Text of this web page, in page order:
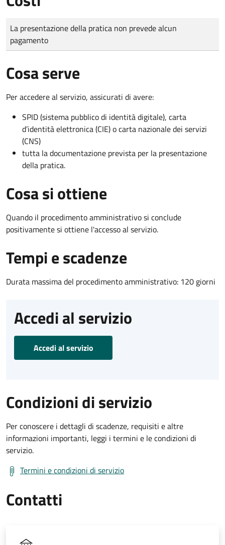
Tipo di pagamento
Importo
La presentazione della pratica non prevede alcun
pagamento
Cosa serve
Per accedere al servizio, assicurati di avere:
SPID (sistema pubblico di identità digitale), carta
d’identità elettronica (CIE) o carta nazionale dei servizi
(CNS)
tutta la documentazione prevista per la presentazione
della pratica.
Cosa si ottiene
Quando il procedimento amministrativo si conclude
positivamente si ottiene l'accesso al servizio.
Tempi e scadenze
Durata massima del procedimento amministrativo: 120 giorni
Accedi al servizio
Accedi al servizio
Condizioni di servizio
Per conoscere i dettagli di scadenze, requisiti e altre
informazioni importanti, leggi i termini e le condizioni di
servizio.
Termini e condizioni di servizio
Contatti